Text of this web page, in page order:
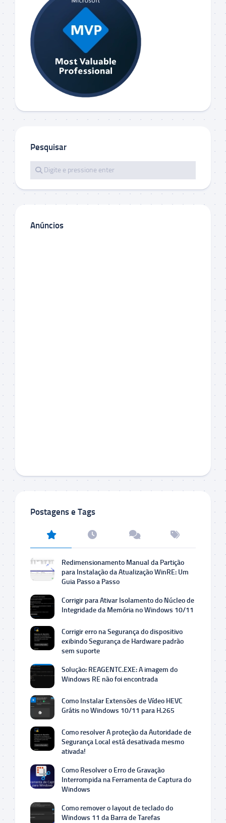
Pesquisar
Anúncios
Postagens e Tags
Redimensionamento Manual da Partição
para Instalação da Atualização WinRE: Um
Guia Passo a Passo
Corrigir para Ativar Isolamento do Núcleo de
Integridade da Memória no Windows 10/11
Corrigir erro na Segurança do dispositivo
exibindo Segurança de Hardware padrão
sem suporte
Solução: REAGENTC.EXE: A imagem do
Windows RE não foi encontrada
Como Instalar Extensões de Vídeo HEVC
Grátis no Windows 10/11 para H.265
Como resolver A proteção da Autoridade de
Segurança Local está desativada mesmo
ativada!
Como Resolver o Erro de Gravação
Interrompida na Ferramenta de Captura do
Windows
Como remover o layout de teclado do
Windows 11 da Barra de Tarefas